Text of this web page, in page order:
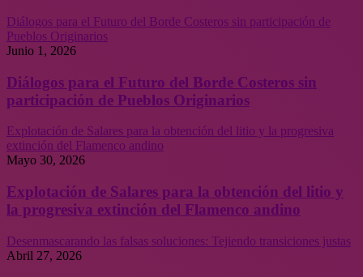
Diálogos para el Futuro del Borde Costeros sin participación de
Pueblos Originarios
Junio 1, 2026
Diálogos para el Futuro del Borde Costeros sin
participación de Pueblos Originarios
Explotación de Salares para la obtención del litio y la progresiva
extinción del Flamenco andino
Mayo 30, 2026
Explotación de Salares para la obtención del litio y
la progresiva extinción del Flamenco andino
Desenmascarando las falsas soluciones: Tejiendo transiciones justas
Abril 27, 2026